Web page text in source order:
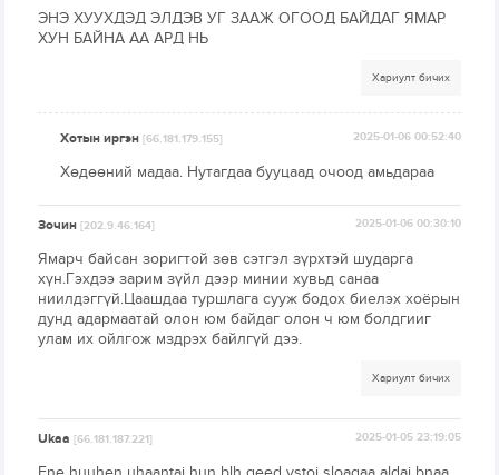
ЭНЭ ХУУХДЭД ЭЛДЭВ УГ ЗААЖ ОГООД БАЙДАГ ЯМАР
ХУН БАЙНА АА АРД НЬ
Хариулт бичих
Хотын иргэн[66.181.179.155] 2025-01-06 00:52:40
Хөдөөний мадаа. Нутагдаа бууцаад очоод амьдараа
Зочин[202.9.46.164] 2025-01-06 00:30:10
Ямарч байсан зоригтой зөв сэтгэл зүрхтэй шударга
хүн.Гэхдээ зарим зүйл дээр минии хувьд санаа
ниилдэггүй.Цаашдаа туршлага сууж бодох биелэх хоёрын
дунд адармаатай олон юм байдаг олон ч юм болдгииг
улам их ойлгож мздрэх байлгүй дээ.
Хариулт бичих
Ukaa[66.181.187.221] 2025-01-05 23:19:05